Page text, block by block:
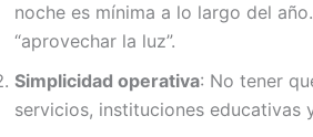
noche es mínima a lo largo del
“aprovechar la luz”.
Simplicidad operativa: No tener
servicios, instituciones educativas